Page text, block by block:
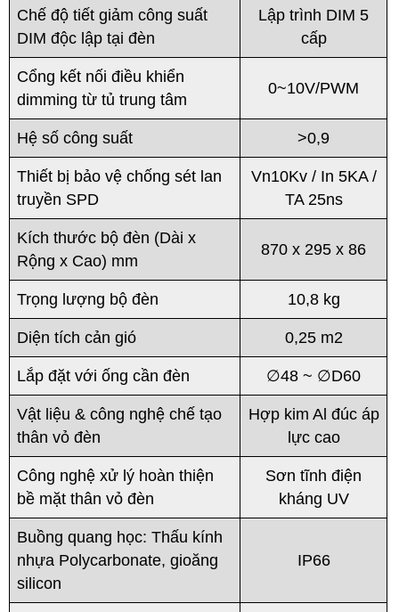
Chế độ tiết giảm công suất
DIM độc lập tại đèn
Lập trình DIM 5
cấp
Cổng kết nối điều khiển
dimming từ tủ trung tâm
0~10V/PWM
Hệ số công suất >0,9
Thiết bị bảo vệ chống sét lan
truyền SPD
Vn10Kv / In 5KA /
TA 25ns
Kích thước bộ đèn (Dài x
Rộng x Cao) mm
870 x 295 x 86
Trọng lượng bộ đèn 10,8 kg
Diện tích cản gió 0,25 m2
Lắp đặt với ống cần đèn ∅48 ~ ∅D60
Vật liệu & công nghệ chế tạo
thân vỏ đèn
Hợp kim Al đúc áp
lực cao
Công nghệ xử lý hoàn thiện
bề mặt thân vỏ đèn
Sơn tĩnh điện
kháng UV
Buồng quang học: Thấu kính
nhựa Polycarbonate, gioăng
silicon
IP66